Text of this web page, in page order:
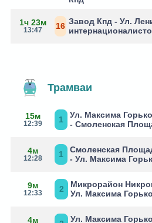
1ч 23м
13:47 16 Завод Кпд - Ул.
Трамваи
15м
12:39 1
Ул. Максима
- Смоленская
4м
12:28 1
Смоленская
- Ул. Максима
9м
12:33 2
Микрорайон
Ул. Максима
4м
Ул. Максима